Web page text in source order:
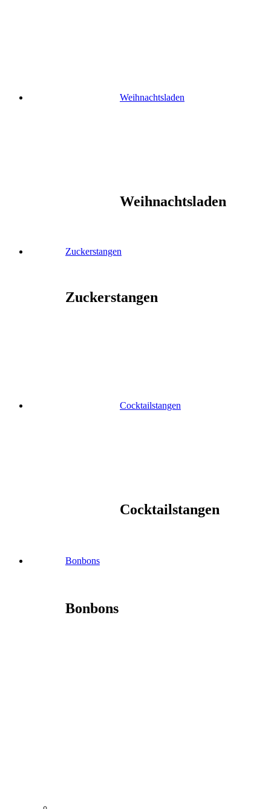
Weihnachtsladen
Weihnachtsladen
Zuckerstangen
Zuckerstangen
Cocktailstangen
Cocktailstangen
Bonbons
Bonbons